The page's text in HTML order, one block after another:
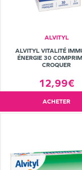
ALVITYL
ALVITYL VITALITÉ
ÉNERGIE 30
CROQUER
12,99€
ACHETER